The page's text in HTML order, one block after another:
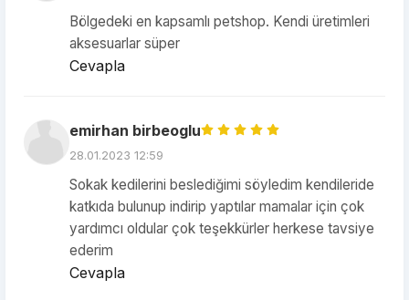
Bölgedeki en kapsamlı petshop. Kendi üretimleri
aksesuarlar süper
Cevapla
emirhan birbeoglu
28.01.2023 12:59
Sokak kedilerini beslediğimi söyledim kendileride
katkıda bulunup indirip yaptılar mamalar için çok
yardımcı oldular çok teşekkürler herkese tavsiye
ederim
Cevapla